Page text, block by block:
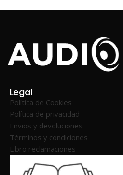
Legal
Política de Cookies
Política de privacidad
Envios y devoluciones
Términos y condiciones
Libro reclamaciones